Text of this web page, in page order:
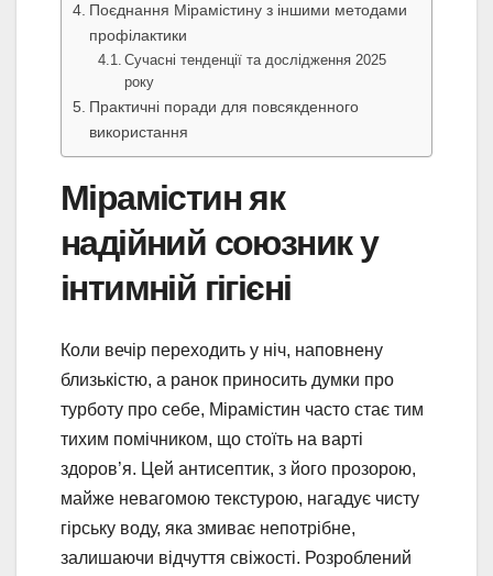
Поєднання Мірамістину з іншими методами
профілактики
Сучасні тенденції та дослідження 2025
року
Практичні поради для повсякденного
використання
Мірамістин як
надійний союзник у
інтимній гігієні
Коли вечір переходить у ніч, наповнену
близькістю, а ранок приносить думки про
турботу про себе, Мірамістин часто стає тим
тихим помічником, що стоїть на варті
здоров’я. Цей антисептик, з його прозорою,
майже невагомою текстурою, нагадує чисту
гірську воду, яка змиває непотрібне,
залишаючи відчуття свіжості. Розроблений